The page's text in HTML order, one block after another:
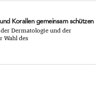
Korallen gemeinsam schützen
Dermatologie und der
Wahl des